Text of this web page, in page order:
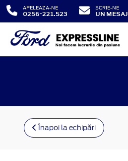
APELEAZA-NE
0256-221.523
SCRIE-NE
UN MESAJ
Înapoi la echipări